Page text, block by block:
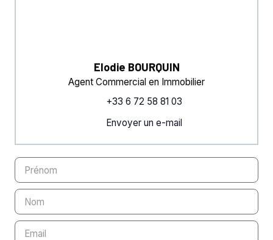
Elodie BOURQUIN
Agent Commercial en Immobilier
+33 6 72 58 81 03
Envoyer un e-mail
Prénom
Nom
Email